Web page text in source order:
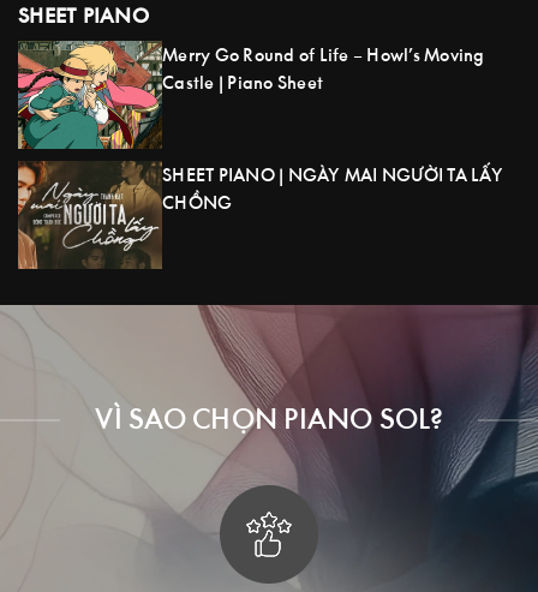
SHEET PIANO
Merry Go Round of Life – Howl’s Moving
Castle | Piano Sheet
SHEET PIANO | NGÀY MAI NGƯỜI TA LẤY
CHỒNG
VÌ SAO CHỌN PIANO SOL?